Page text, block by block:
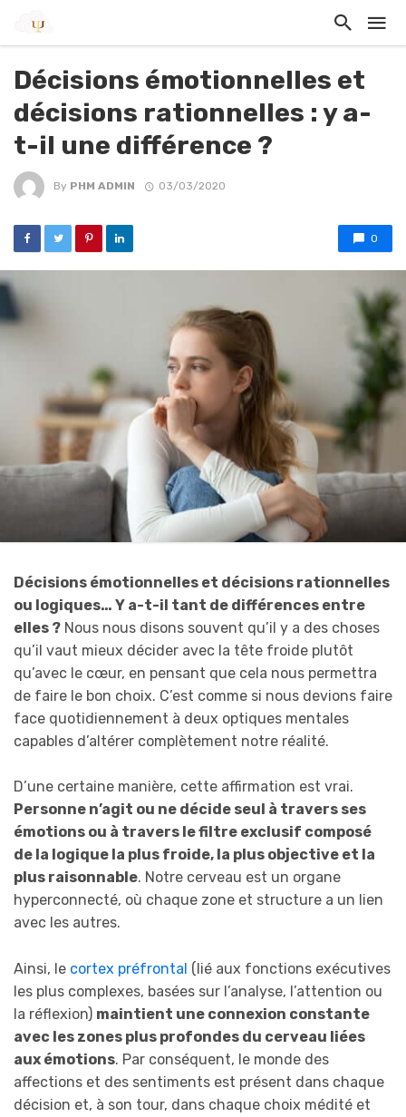
Décisions émotionnelles et
décisions rationnelles : y a-
t-il une différence ?
By PHM ADMIN 03/03/2020
0
Décisions émotionnelles et décisions rationnelles
ou logiques… Y a-t-il tant de différences entre
elles ? Nous nous disons souvent qu’il y a des choses
qu’il vaut mieux décider avec la tête froide plutôt
qu’avec le cœur, en pensant que cela nous permettra
de faire le bon choix. C’est comme si nous devions faire
face quotidiennement à deux optiques mentales
capables d’altérer complètement notre réalité.
D’une certaine manière, cette affirmation est vrai.
Personne n’agit ou ne décide seul à travers ses
émotions ou à travers le filtre exclusif composé
de la logique la plus froide, la plus objective et la
plus raisonnable. Notre cerveau est un organe
hyperconnecté, où chaque zone et structure a un lien
avec les autres.
Ainsi, le cortex préfrontal (lié aux fonctions exécutives
les plus complexes, basées sur l’analyse, l’attention ou
la réflexion) maintient une connexion constante
avec les zones plus profondes du cerveau liées
aux émotions. Par conséquent, le monde des
affections et des sentiments est présent dans chaque
décision et, à son tour, dans chaque choix médité et